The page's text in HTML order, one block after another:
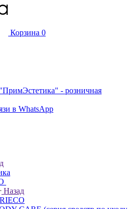
Корзина 0
- розничная
в WhatsApp
Назад